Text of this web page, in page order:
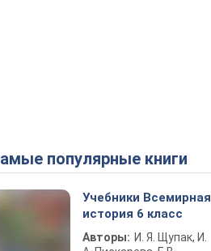
Самые популярные книги
Учебники Всемирная
история 6 класс
Авторы: И. Я. Щупак, И.